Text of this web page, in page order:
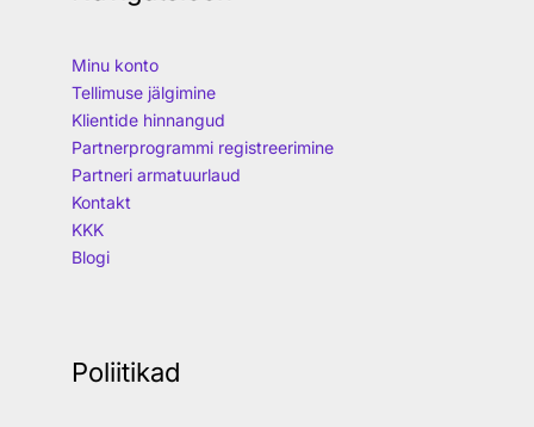
Minu konto
Tellimuse jälgimine
Klientide hinnangud
Partnerprogrammi registreerimine
Partneri armatuurlaud
Kontakt
KKK
Blogi
Poliitikad